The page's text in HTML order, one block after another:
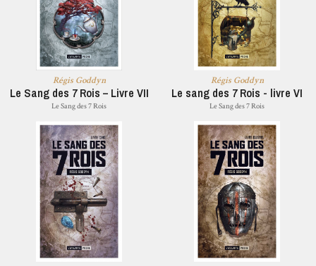
Régis Goddyn
Le Sang des 7 Rois – Livre VII
Le Sang des 7 Rois
Régis Goddyn
Le sang des 7 Rois - livre VI
Le Sang des 7 Rois